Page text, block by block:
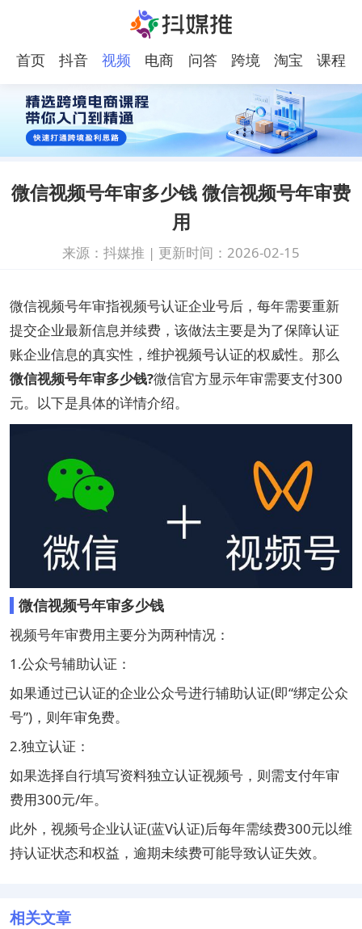
首页 抖音
视频
电商 问答
跨境
电商
淘宝 课程
微信视频号年审多少钱 微信视频号年审费
用
来源：抖媒推 | 更新时间：2026-02-15
微信视频号年审指视频号认证企业号后，每年需要重新
提交企业最新信息并续费，该做法主要是为了保障认证
账企业信息的真实性，维护视频号认证的权威性。那么
微信视频号年审多少钱?微信官方显示年审需要支付300
元。以下是具体的详情介绍。
微信视频号年审多少钱
视频号年审费用主要分为两种情况：
‌1.公众号辅助认证：
如果通过已认证的企业公众号进行辅助认证(即“绑定公众
号”)，则年审免费。
2.独立认证：
如果选择自行填写资料独立认证视频号，则需支付年审
费用‌300元/年‌。
此外，视频号企业认证(蓝V认证)后每年需续费‌300元‌以维
持认证状态和权益，逾期未续费可能导致认证失效。‌
相关文章